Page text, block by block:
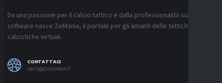
Da una passione per il calcio tattico e dalla professionalità sui
software nasce ZeMania, il portale per gli amanti delle tattiche
calcistiche virtuali.
CONTATTACI
INFO@ZEMANIA.IT